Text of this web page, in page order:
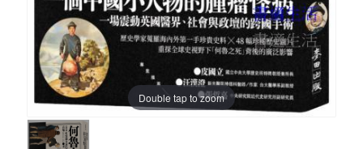
Double tap to zoom